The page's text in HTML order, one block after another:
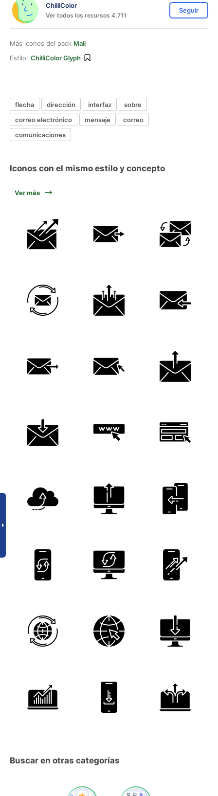
ChilliColor
Ver todos los recursos 4,711
Seguir
Más iconos del pack Mail
Estilo: ChilliColor Glyph
flecha dirección interfaz
sobre
correo electrónico
mensaje
correo
comunicaciones
Iconos con el mismo estilo y concepto
Ver más
Buscar en otras categorías